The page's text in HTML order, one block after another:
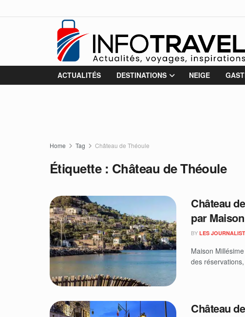
ACTUALITÉS DESTINATIONS NEIGE
Home Tag Château de Théoule
Étiquette : Château de Théoule
Château
par
BY LES
Maison
des
Château